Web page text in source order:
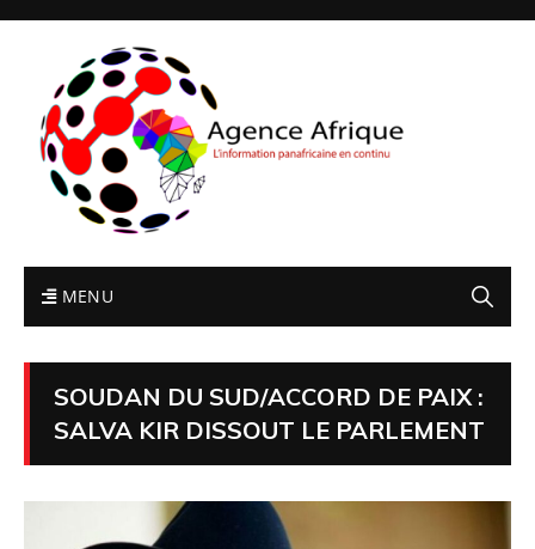
MENU
SOUDAN DU SUD/ACCORD DE PAIX :
SALVA KIR DISSOUT LE PARLEMENT